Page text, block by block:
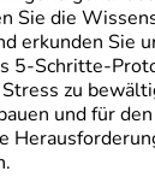
Sie die
erkunden Sie
5-Schritte-
zu
und für